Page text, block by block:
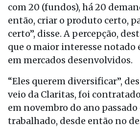
com 20 (fundos), há 20
então, criar o produto certo,
certo”, disse. A percepção,
que o maior interesse notado
em mercados desenvolvidos.
“Eles querem diversificar”,
veio da Claritas, foi
em novembro do ano passado
trabalhado, desde então no